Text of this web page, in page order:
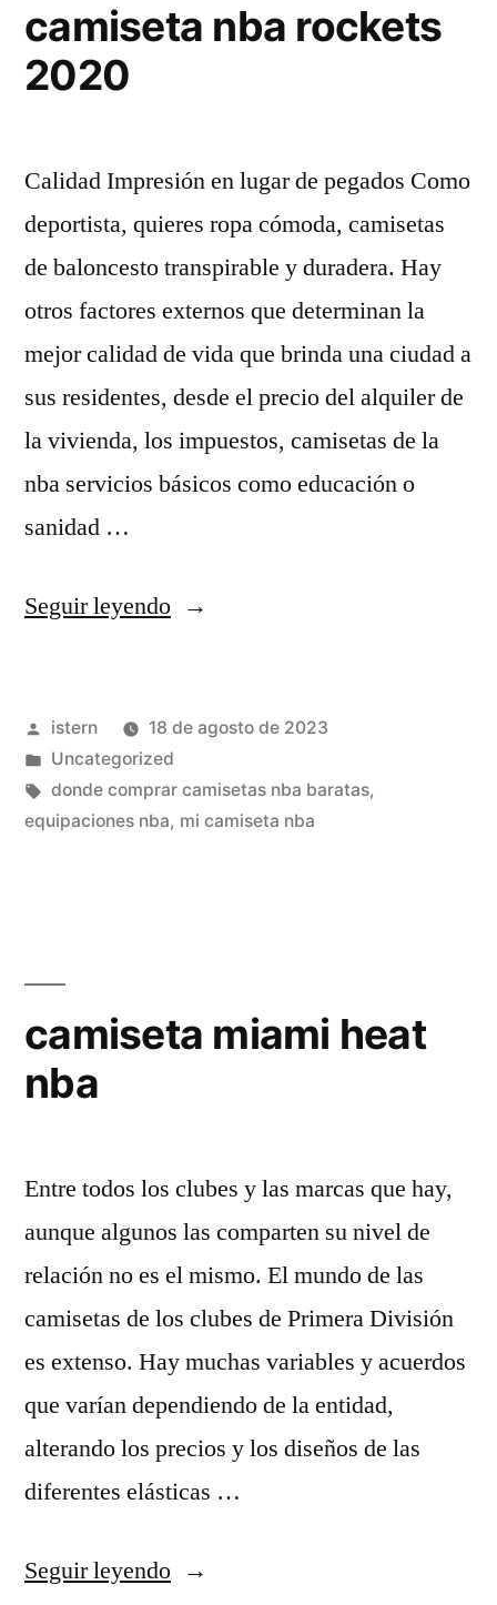
camiseta nba rockets
2020
Calidad Impresión en lugar de pegados Como
deportista, quieres ropa cómoda, camisetas
de baloncesto transpirable y duradera. Hay
otros factores externos que determinan la
mejor calidad de vida que brinda una ciudad a
sus residentes, desde el precio del alquiler de
la vivienda, los impuestos, camisetas de la
nba servicios básicos como educación o
sanidad …
Seguir leyendo«camiseta
2020»
Publicado
por
istern
18 de agosto de 2023
Publicado
en
Uncategorized
Etiquetas:
donde comprar camisetas nba baratas,
equipaciones nba, mi camiseta nba
camiseta miami heat
nba
Entre todos los clubes y las marcas que hay,
aunque algunos las comparten su nivel de
relación no es el mismo. El mundo de las
camisetas de los clubes de Primera División
es extenso. Hay muchas variables y acuerdos
que varían dependiendo de la entidad,
alterando los precios y los diseños de las
diferentes elásticas …
Seguir leyendo«camiseta